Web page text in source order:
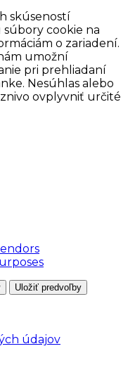
skúseností
cookie na
o zariadení.
umožní
pri prehliadaní
Nesúhlas alebo
ovplyvniť určité
Uložiť predvoľby
údajov